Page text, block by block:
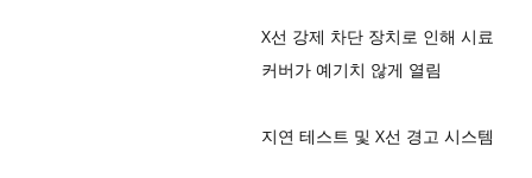
X선 강제 차단 장치로 인해 시료
커버가 예기치 않게 열림
지연 테스트 및 X선 경고 시스템